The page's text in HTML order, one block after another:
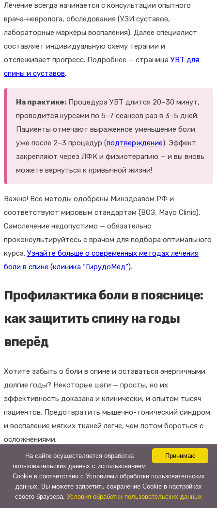
Лечение всегда начинается с консультации опытного
врача-невролога, обследования (УЗИ суставов,
лабораторные маркёры воспаления). Далее специалист
составляет индивидуальную схему терапии и
отслеживает прогресс. Подробнее — страницаУВТ для
спины и суставов.
На практике: Процедура УВТ длится 20–30 минут,
проводится курсами по 5–7 сеансов раз в 3–5 дней.
Пациенты отмечают выраженное уменьшение боли
уже после 2–3 процедур (подтверждение). Эффект
закрепляют через ЛФК и физиотерапию — и вы вновь
можете вернуться к привычной жизни!
Важно! Все методы одобрены Минздравом РФ и
соответствуют мировым стандартам (ВОЗ, Mayo Clinic).
Самолечение недопустимо — обязательно
проконсультируйтесь с врачом для подбора оптимального
курса.Узнайте больше о современных методах лечения
боли в спине (клиника “ГирудоМед”).
Профилактика боли в пояснице:
как защитить спину на годы
вперёд
Хотите забыть о боли в спине и оставаться энергичными
долгие годы? Некоторые шаги — просты, но их
эффективность доказана и клинически, и опытом тысяч
пациентов. Предотвратить мышечно-тонический синдром
и воспаление мягких тканей легче, чем потом бороться с
осложнениями.
Регулярная физическая активность. Программы
ЛФК, плавание, пешие прогулки, тренировки для
укрепления мышц поясницы и спины (30–40 минут, 2–
3 раза в неделю).
Принимаю
На сайте осуществляется обработка
пользовательских данных с использованием
Cookie в соответствии с Условиями обработки пользовательских
данных. Вы можете запретить сохранение Cookie в настройках
своего браузера. Условия обработки пользовательских данных